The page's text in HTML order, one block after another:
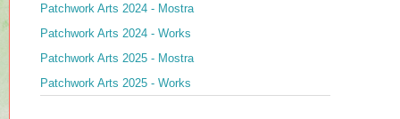
Patchwork Arts 2024 - Mostra
Patchwork Arts 2024 - Works
Patchwork Arts 2025 - Mostra
Patchwork Arts 2025 - Works